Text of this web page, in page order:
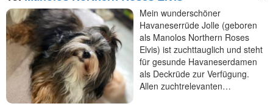
Mein wunderschöner
Havaneserrüde Jolle (geboren
als Manolos Northern Roses
Elvis) ist zuchttauglich und steht
für gesunde Havaneserdamen
als Deckrüde zur Verfügung.
Allen zuchtrelevanten…